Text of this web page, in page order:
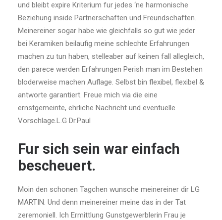
und bleibt expire Kriterium fur jedes ‘ne harmonische
Beziehung inside Partnerschaften und Freundschaften.
Meinereiner sogar habe wie gleichfalls so gut wie jeder
bei Keramiken beilaufig meine schlechte Erfahrungen
machen zu tun haben, stelleaber auf keinen fall allegleich,
den parece werden Erfahrungen Perish man im Bestehen
bloderweise machen Auflage. Selbst bin flexibel, flexibel &
antworte garantiert. Freue mich via die eine
ernstgemeinte, ehrliche Nachricht und eventuelle
Vorschlage.L.G Dr.Paul
Fur sich sein war einfach
bescheuert.
Moin den schonen Tagchen wunsche meinereiner dir LG
MARTIN. Und denn meinereiner meine das in der Tat
zeremoniell. Ich Ermittlung Gunstgewerblerin Frau je